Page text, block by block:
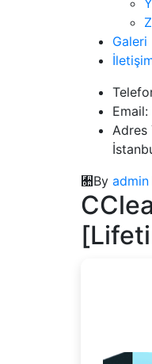
Galeri
Adres
By admin